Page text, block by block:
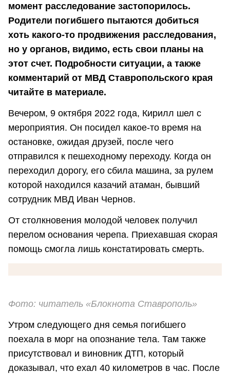
момент расследование застопорилось.
Родители погибшего пытаются добиться
хоть какого-то продвижения расследования,
но у органов, видимо, есть свои планы на
этот счет. Подробности ситуации, а также
комментарий от МВД Ставропольского края
читайте в материале.
Вечером, 9 октября 2022 года, Кирилл шел с
мероприятия. Он посидел какое-то время на
остановке, ожидая друзей, после чего
отправился к пешеходному переходу. Когда он
переходил дорогу, его сбила машина, за рулем
которой находился казачий атаман, бывший
сотрудник МВД Иван Чернов.
От столкновения молодой человек получил
перелом основания черепа. Приехавшая скорая
помощь смогла лишь констатировать смерть.
Фото: читатель «Блокнота Ставрополь»
Утром следующего дня семья погибшего
поехала в морг на опознание тела. Там также
присутствовал и виновник ДТП, который
доказывал, что ехал 40 километров в час. После